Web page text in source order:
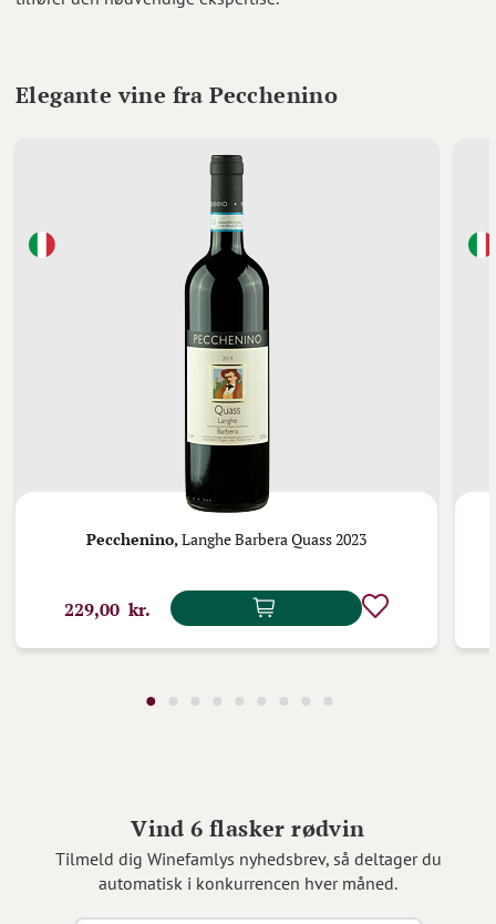
Elegante vine fra Pecchenino
Pecchenino,Langhe Barbera Quass 2023
229,00 kr.
Vind 6 flasker rødvin
Tilmeld dig Winefamlys nyhedsbrev, så deltager du
automatisk i konkurrencen hver måned.